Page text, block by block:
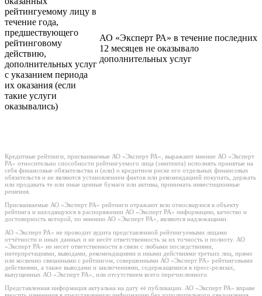
рейтингуемому лицу в
течение года,
предшествующего
рейтинговому
действию,
дополнительных услуг
с указанием периода
их оказания (если
такие услуги
оказывались)
АО «Эксперт РА» в течение последних
12 месяцев не оказывало
дополнительных услуг
Кредитные рейтинги, присваиваемые АО «Эксперт РА», выражают мнение АО «Эксперт
РА» относительно способности рейтингуемого лица (эмитента) исполнять принятые на
себя финансовые обязательства и (или) о кредитном риске его отдельных финансовых
обязательств и не являются установлением фактов или рекомендацией покупать, держать
или продавать те или иные ценные бумаги или активы, принимать инвестиционные
решения.
Присваиваемые АО «Эксперт РА» рейтинги отражают всю относящуюся к объекту
рейтинга и находящуюся в распоряжении АО «Эксперт РА» информацию, качество и
достоверность которой, по мнению АО «Эксперт РА», являются надлежащими.
АО «Эксперт РА» не проводит аудита представленной рейтингуемыми лицами
отчётности и иных данных и не несёт ответственность за их точность и полноту. АО
«Эксперт РА» не несет ответственности в связи с любыми последствиями,
интерпретациями, выводами, рекомендациями и иными действиями третьих лиц, прямо
или косвенно связанными с рейтингом, совершенными АО «Эксперт РА» рейтинговыми
действиями, а также выводами и заключениями, содержащимися в пресс-релизах,
выпущенных АО «Эксперт РА», или отсутствием всего перечисленного.
Представленная информация актуальна на дату её публикации. АО «Эксперт РА» вправе